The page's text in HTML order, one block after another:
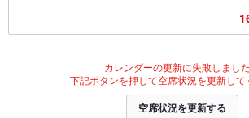
カレンダーの更新に失敗しました
下記ボタンを押して空席状況を更新して
空席状況を更新する